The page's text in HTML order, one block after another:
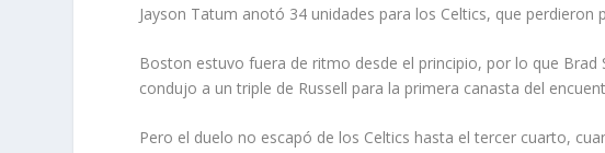
Jayson Tatum anotó 34 unidades para los Celtics, que
Boston estuvo fuera de ritmo desde el principio, por lo que
condujo a un triple de Russell para la primera canasta del
Pero el duelo no escapó de los Celtics hasta el tercer cuarto,